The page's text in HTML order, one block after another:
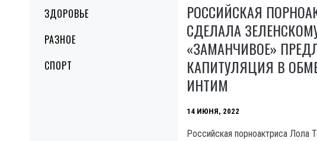
ЗДОРОВЬЕ
РАЗНОЕ
СПОРТ
РОССИЙСКАЯ
СДЕЛАЛА
«ЗАМАНЧИВОЕ»
КАПИТУЛЯЦИЯ В
ИНТИМ
14 ИЮНЯ, 2022
Российская порноактриса Лола